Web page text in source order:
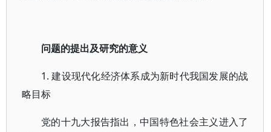
问题的提出及研究的意义
1. 建设现代化经济体系成为新时代我国发展的战
略目标
党的十九大报告指出，中国特色社会主义进入了